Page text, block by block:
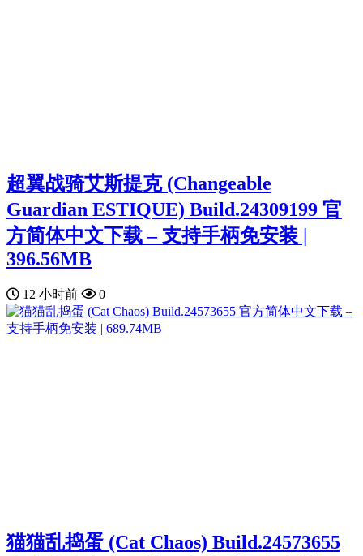
超翼战骑艾斯提克 (Changeable
Guardian ESTIQUE) Build.24309199 官
方简体中文下载 – 支持手柄免安装 |
396.56MB
12 小时前 0
猫猫乱捣蛋 (Cat Chaos) Build.24573655